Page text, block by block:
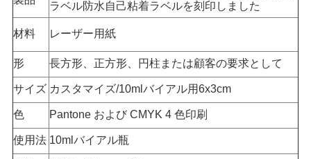
さ
い
ニ
ュ
ー
ラベル防水自己粘着ラベルを刻印しました
材料 レーザー用紙
形 長方形、正方形、円柱または顧客の要求として
サイズ カスタマイズ/10mlバイアル用6x3cm
色 Pantone および CMYK 4 色印刷
使用法 10ml バイアル瓶